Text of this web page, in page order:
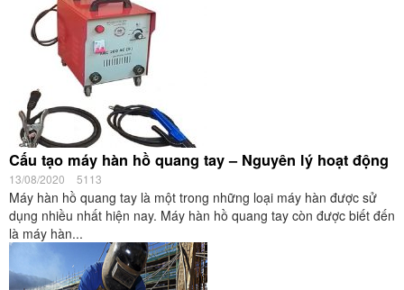
Cấu tạo máy hàn hồ quang tay – Nguyên lý hoạt động
13/08/2020 5113
Máy hàn hồ quang tay là một trong những loại máy hàn được sử
dụng nhiều nhất hiện nay. Máy hàn hồ quang tay còn được biết đến
là máy hàn...